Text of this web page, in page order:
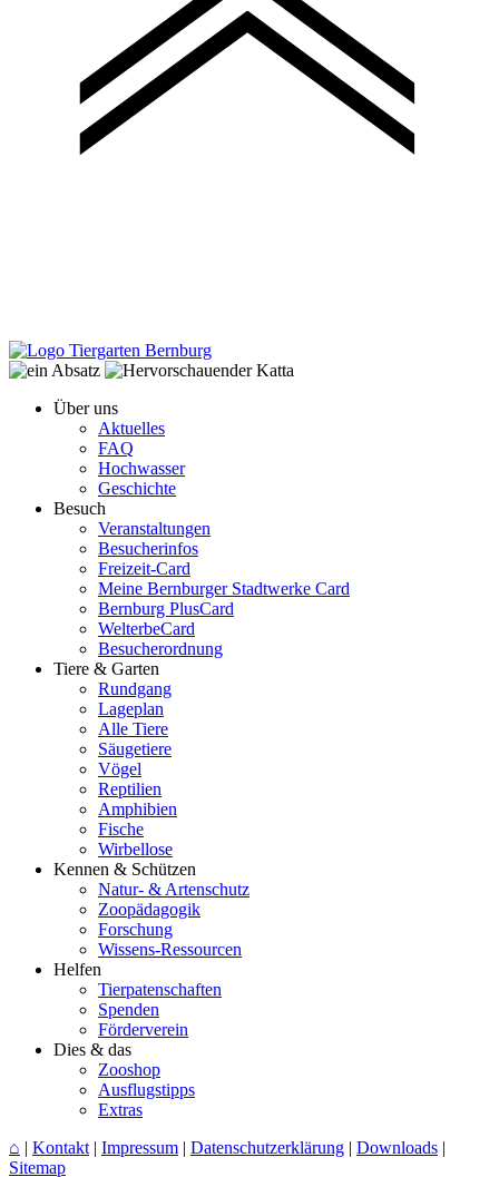
Über uns
Aktuelles
FAQ
Hochwasser
Geschichte
Besuch
Veranstaltungen
Besucherinfos
Freizeit-Card
Meine Bernburger Stadtwerke Card
Bernburg PlusCard
WelterbeCard
Besucherordnung
Tiere & Garten
Rundgang
Lageplan
Alle Tiere
Säugetiere
Vögel
Reptilien
Amphibien
Fische
Wirbellose
Kennen & Schützen
Natur- & Artenschutz
Zoopädagogik
Forschung
Wissens-Ressourcen
Helfen
Tierpatenschaften
Spenden
Förderverein
Dies & das
Zooshop
Ausflugstipps
Extras
⌂ | Kontakt | Impressum | Datenschutzerklärung | Downloads |
Sitemap